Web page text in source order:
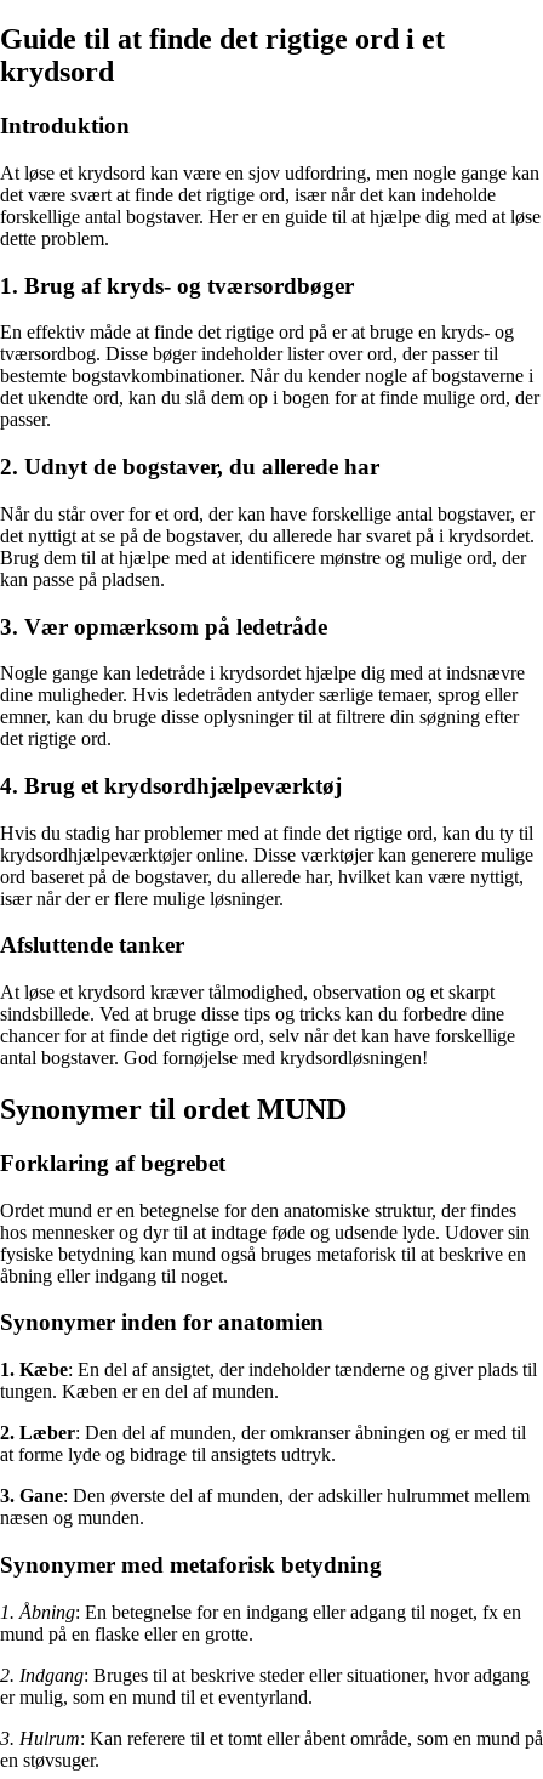
Guide til at finde det rigtige ord i et
krydsord
Introduktion
At løse et krydsord kan være en sjov udfordring, men nogle gange kan
det være svært at finde det rigtige ord, især når det kan indeholde
forskellige antal bogstaver. Her er en guide til at hjælpe dig med at løse
dette problem.
1. Brug af kryds- og tværsordbøger
En effektiv måde at finde det rigtige ord på er at bruge en kryds- og
tværsordbog. Disse bøger indeholder lister over ord, der passer til
bestemte bogstavkombinationer. Når du kender nogle af bogstaverne i
det ukendte ord, kan du slå dem op i bogen for at finde mulige ord, der
passer.
2. Udnyt de bogstaver, du allerede har
Når du står over for et ord, der kan have forskellige antal bogstaver, er
det nyttigt at se på de bogstaver, du allerede har svaret på i krydsordet.
Brug dem til at hjælpe med at identificere mønstre og mulige ord, der
kan passe på pladsen.
3. Vær opmærksom på ledetråde
Nogle gange kan ledetråde i krydsordet hjælpe dig med at indsnævre
dine muligheder. Hvis ledetråden antyder særlige temaer, sprog eller
emner, kan du bruge disse oplysninger til at filtrere din søgning efter
det rigtige ord.
4. Brug et krydsordhjælpeværktøj
Hvis du stadig har problemer med at finde det rigtige ord, kan du ty til
krydsordhjælpeværktøjer online. Disse værktøjer kan generere mulige
ord baseret på de bogstaver, du allerede har, hvilket kan være nyttigt,
især når der er flere mulige løsninger.
Afsluttende tanker
At løse et krydsord kræver tålmodighed, observation og et skarpt
sindsbillede. Ved at bruge disse tips og tricks kan du forbedre dine
chancer for at finde det rigtige ord, selv når det kan have forskellige
antal bogstaver. God fornøjelse med krydsordløsningen!
Synonymer til ordet MUND
Forklaring af begrebet
Ordet mund er en betegnelse for den anatomiske struktur, der findes
hos mennesker og dyr til at indtage føde og udsende lyde. Udover sin
fysiske betydning kan mund også bruges metaforisk til at beskrive en
åbning eller indgang til noget.
Synonymer inden for anatomien
1. Kæbe: En del af ansigtet, der indeholder tænderne og giver plads til
tungen. Kæben er en del af munden.
2. Læber: Den del af munden, der omkranser åbningen og er med til
at forme lyde og bidrage til ansigtets udtryk.
3. Gane: Den øverste del af munden, der adskiller hulrummet mellem
næsen og munden.
Synonymer med metaforisk betydning
1. Åbning: En betegnelse for en indgang eller adgang til noget, fx en
mund på en flaske eller en grotte.
2. Indgang: Bruges til at beskrive steder eller situationer, hvor adgang
er mulig, som en mund til et eventyrland.
3. Hulrum: Kan referere til et tomt eller åbent område, som en mund på
en støvsuger.